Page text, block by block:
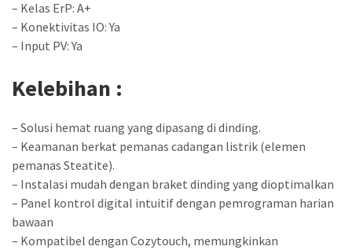
– Kelas ErP: A+
– Konektivitas IO: Ya
– Input PV: Ya
Kelebihan :
– Solusi hemat ruang yang dipasang di dinding.
– Keamanan berkat pemanas cadangan listrik (elemen
pemanas Steatite).
– Instalasi mudah dengan braket dinding yang dioptimalkan
– Panel kontrol digital intuitif dengan pemrograman harian
bawaan
– Kompatibel dengan Cozytouch, memungkinkan